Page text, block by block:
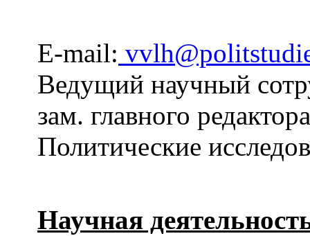
E-mail:
Ведущий научный
зам. главного
Политические
Научная